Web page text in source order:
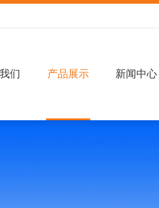
们 产品展示 新闻中心